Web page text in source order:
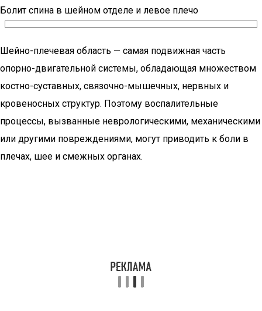
Болит спина в шейном отделе и левое плечо
Шейно-плечевая область — самая подвижная часть
опорно-двигательной системы, обладающая множеством
костно-суставных, связочно-мышечных, нервных и
кровеносных структур. Поэтому воспалительные
процессы, вызванные неврологическими, механическими
или другими повреждениями, могут приводить к боли в
плечах, шее и смежных органах.